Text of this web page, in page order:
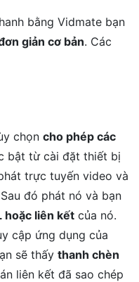
bằng Vidmate bạn
giản cơ bản. Các
chọn cho phép các
bật từ cài đặt thiết bị
trực tuyến video và
đó phát nó và bạn
hoặc liên kết của nó.
cập ứng dụng của
sẽ thấy thanh chèn
liên kết đã sao chép